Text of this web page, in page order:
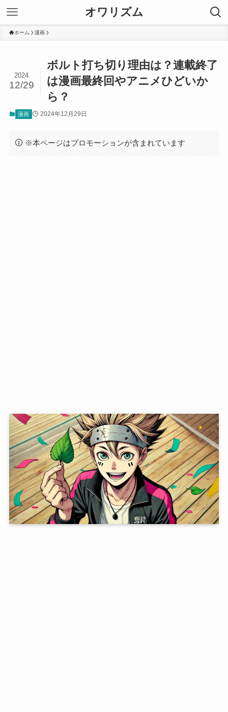
オワリズム
ホーム 漫画
ボルト打ち切り理由は？連載終了
は漫画最終回やアニメひどいか
ら？
2024
12/29
漫画 2024年12月29日
※本ページはプロモーションが含まれています